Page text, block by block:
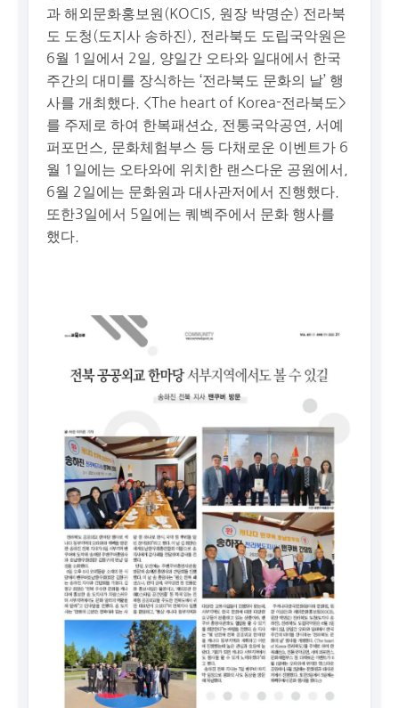
과 해외문화홍보원(KOCIS, 원장 박명순) 전라북
도 도청(도지사 송하진), 전라북도 도립국악원은
6월 1일에서 2일, 양일간 오타와 일대에서 한국
주간의 대미를 장식하는 ‘전라북도 문화의 날’ 행
사를 개최했다. <The heart of Korea-전라북도>
를 주제로 하여 한복패션쇼, 전통국악공연, 서예
퍼포먼스, 문화체험부스 등 다채로운 이벤트가 6
월 1일에는 오타와에 위치한 랜스다운 공원에서,
6월 2일에는 문화원과 대사관저에서 진행했다.
또한3일에서 5일에는 퀘벡주에서 문화 행사를
했다.